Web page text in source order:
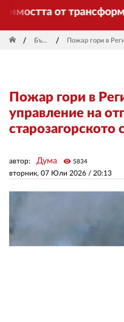
от
България
Пожар гори в
управление на
старозагорското
вторник, 07 Юли 2026 / 20:13
автор: Дума visibility 5834